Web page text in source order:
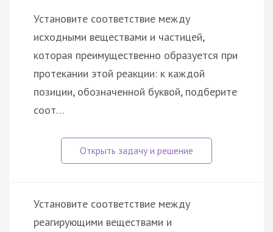
Установите соответствие между
исходными веществами и частицей,
которая преимущественно образуется при
протекании этой реакции: к каждой
позиции, обозначенной буквой, подберите
соот…
Установите соответствие между
реагирующими веществами и